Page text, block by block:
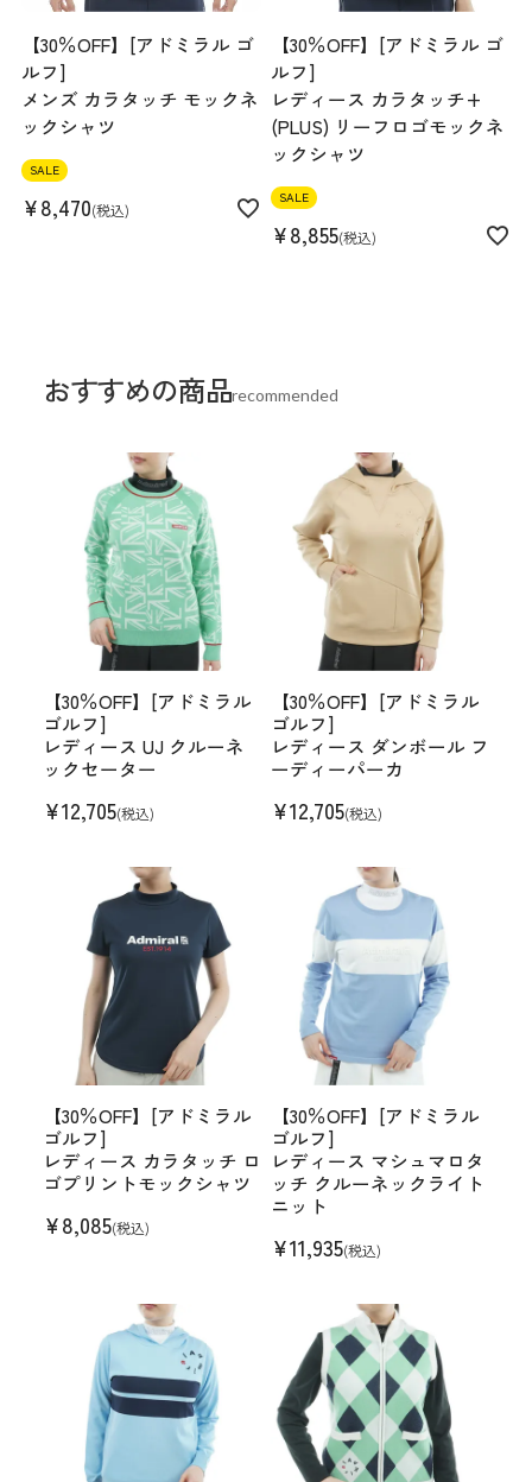
【30％OFF】[アドミラル ゴ
ルフ]
メンズ カラタッチ モックネ
ックシャツ
SALE
¥8,470 税込
【30％OFF】[アドミラル ゴ
ルフ]
レディース カラタッチ+
(PLUS) リーフロゴモックネ
ックシャツ
SALE
¥8,855 税込
おすすめの商品recommended
【30％OFF】[アドミラル
ゴルフ]
レディース UJ クルーネ
ックセーター
¥12,705(税込)
【30％OFF】[アドミラル
ゴルフ]
レディース ダンボール フ
ーディーパーカ
¥12,705(税込)
【30％OFF】[アドミラル
ゴルフ]
レディース カラタッチ ロ
ゴプリントモックシャツ
¥8,085(税込)
【30％OFF】[アドミラル
ゴルフ]
レディース マシュマロタ
ッチ クルーネックライト
ニット
¥11,935(税込)